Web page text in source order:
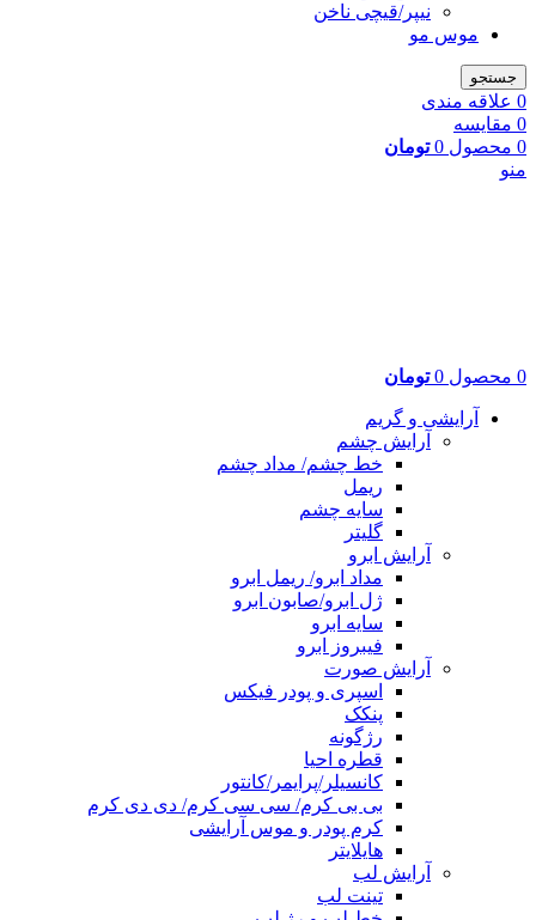
نیپر/قیچی ناخن
موس مو
جستجو
0 علاقه مندی
0 مقایسه
0 محصول 0 تومان
منو
0 محصول 0 تومان
آرایشی و گریم
آرایش چشم
خط چشم/ مداد چشم
ریمل
سایه چشم
گلیتر
آرایش ابرو
مداد ابرو/ ریمل ابرو
ژل ابرو/صابون ابرو
سایه ابرو
فیبروز ابرو
آرایش صورت
اسپری و پودر فیکس
پنکک
رژگونه
قطره احیا
کانسیلر/پرایمر/کانتور
بی بی کرم/ سی سی کرم/ دی دی کرم
کرم پودر و موس آرایشی
هایلایتر
آرایش لب
تینت لب